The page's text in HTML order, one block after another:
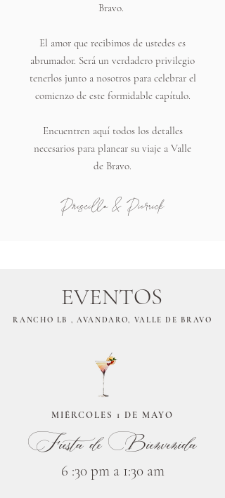
Bravo.
El amor que recibimos de ustedes es
abrumador. Será un verdadero privilegio
tenerlos junto a nosotros para celebrar el
comienzo de este formidable capítulo.
Encuentren aquí todos los detalles
necesarios para planear su viaje a Valle
de Bravo.
Priscilla & Pierrick
EVENTOS
RANCHO LB , AVANDARO, VALLE DE BRAVO
MIÉRCOLES 1 DE MAYO
Fiesta de Bienvenida
6 :30 pm a 1:30 am